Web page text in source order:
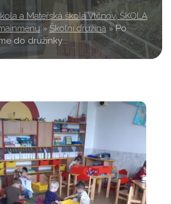
a Mateřská škola Vlčnov, ŠKOLA
» Školní družina » Po
do družinky...